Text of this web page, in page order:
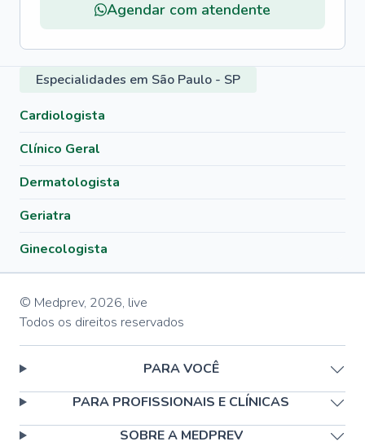
Agendar com atendente
Especialidades em São Paulo - SP
Cardiologista
Clínico Geral
Dermatologista
Geriatra
Ginecologista
© Medprev, 2026, live
Todos os direitos reservados
PARA VOCÊ
PARA PROFISSIONAIS E CLÍNICAS
SOBRE A MEDPREV